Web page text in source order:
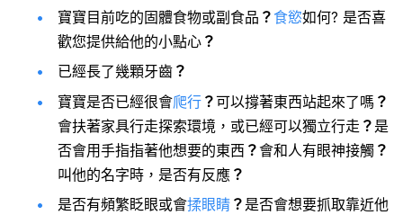
寶寶目前吃的固體食物或副食品 ？ 食慾如何? 是否喜
歡您提供給他的小點心 ？
已經長了幾顆牙齒 ？
寶寶是否已經很會爬行 ？可以撐著東西站起來了嗎 ？
會扶著家具行走探索環境，或已經可以獨立行走 ？ 是
否會用手指指著他想要的東西 ？會和人有眼神接觸 ？
叫他的名字時，是否有反應 ？
是否有頻繁眨眼或會揉眼睛 ？ 是否會想要抓取靠近他